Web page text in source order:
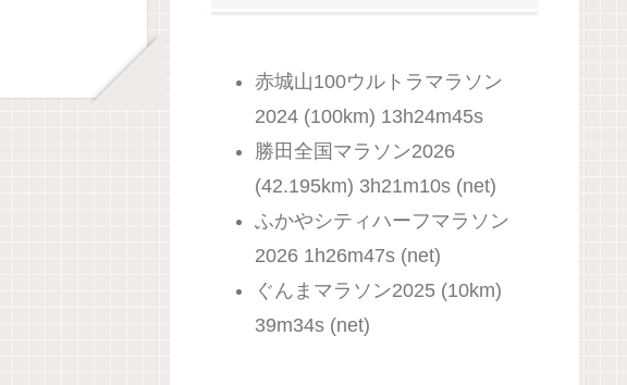
赤城山100ウルトラマラソン
2024 (100km) 13h24m45s
勝田全国マラソン2026
(42.195km) 3h21m10s (net)
ふかやシティハーフマラソン
2026 1h26m47s (net)
ぐんまマラソン2025 (10km)
39m34s (net)